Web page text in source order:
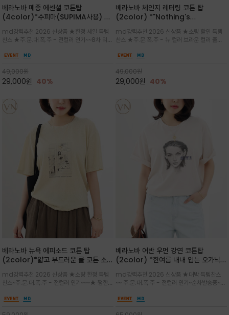
베라노바 메종 에센셜 코튼탑
(4color)*수피마(SUPIMA사용) 레
는 레터링 티셔츠
md강력추천 2026 신상품 ★한정 세일 득템
찬스 ★주.문.대.폭.주 - 전컬러 인기~~8차 리오
픽이나 컬러 조합을 통해 'Essential'한 무드를
좋은 컬러웨이와 디자인입니다^^
49,000원
29,000원 40%
베라노바 체인지 레터링 코튼 탑
(2color) *"Nothing's
도 일어나지않는것/감각적인 레터링 프
린팅이 돋보이는 베라노바 티셔츠
md강력추천 2026 신상품 ★소량 할인 득템
찬스 ★주.문.폭.주 - 뉴 컬러 브라운 컬러 출시~
무드를 만들고 기본 베이스의 컬러감이라 출근시
럽고 유연한 코튼 소재로 편안
49,000원
29,000원 40%
베라노바 뉴욕 에피소드 코튼 탑
(2color)*얇고 부드러운 쿨 코튼 소재
고 자연스러운 멋이 있는 핏으로 여름내
내 편하고 감각적으로 입으세요
md강력추천 2026 신상품 ★소량 한정 득템
찬스~주.문.대.폭.주 - 전컬러 인기~~~★ 쨍한듯
내추럴한 컬러감이 매력적인 티셔츠/여유로운
베라노바 어반 우먼 강연 코튼탑
(2color) *한여름 내내 입는 오가닉
워크 (Line Work) & 스케치/감각적
인 아트워크 프린트가 시선을 끄는 루즈
핏 강연티셔츠
md강력추천 2026 신상품 ★대박 득템찬스
~~ 주.문.대.폭.주 - 전컬러 인기~순차발송중~★
한 착용감을 선사하며, 자연스럽게 떨어지는 실루